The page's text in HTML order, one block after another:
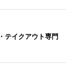
テイクアウト専門